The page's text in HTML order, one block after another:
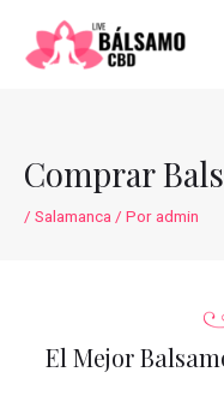
contenido
Comprar
/ Salamanca / Poradmin
El Mejor